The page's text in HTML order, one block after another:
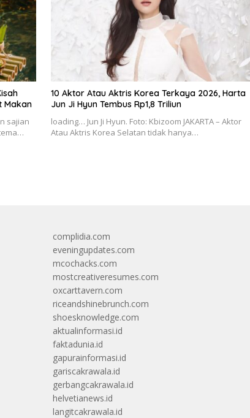
Makan
sajian
10 Aktor Atau Aktris Korea Terkaya 2026, Harta
Jun Ji Hyun Tembus Rp1,8 Triliun
loading… Jun Ji Hyun. Foto: Kbizoom JAKARTA – Aktor
Atau Aktris Korea Selatan tidak hanya…
complidia.com
eveningupdates.com
mcochacks.com
mostcreativeresumes.com
oxcarttavern.com
riceandshinebrunch.com
shoesknowledge.com
aktualinformasi.id
faktadunia.id
gapurainformasi.id
gariscakrawala.id
gerbangcakrawala.id
helvetianews.id
langitcakrawala.id